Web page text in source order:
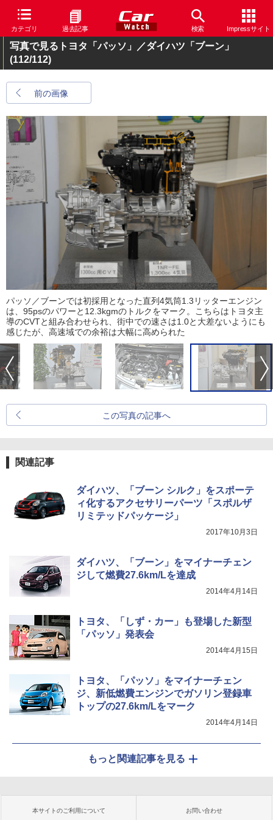
カテゴリ 過去記事 検索 Impressサイト
写真で見るトヨタ「パッソ」／ダイハツ「ブーン」
(112/112)
前の画像
パッソ／ブーンでは初採用となった直列4気筒1.3リッターエンジン
は、95psのパワーと12.3kgmのトルクをマーク。こちらはトヨタ主
導のCVTと組み合わせられ、街中での速さは1.0と大差ないようにも
感じたが、高速域での余裕は大幅に高められた
この写真の記事へ
関連記事
ダイハツ、「ブーン シルク」をスポーテ
ィ化するアクセサリーパーツ「スポルザ
リミテッドパッケージ」
2017年10月3日
ダイハツ、「ブーン」をマイナーチェン
ジして燃費27.6km/Lを達成
2014年4月14日
トヨタ、「しず・カー」も登場した新型
「パッソ」発表会
2014年4月15日
トヨタ、「パッソ」をマイナーチェン
ジ、新低燃費エンジンでガソリン登録車
トップの27.6km/Lをマーク
2014年4月14日
もっと関連記事を見る
本サイトのご利用について お問い合わせ